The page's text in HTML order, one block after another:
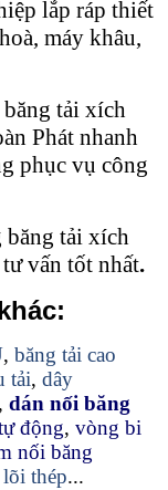
lắp ráp thiết
máy khâu,
tải xích
Phát nhanh
phục vụ công
băng tải xích
vấn tốt nhất.
, băng tải cao
tải, dây
, dán nối băng
động, vòng bi
nối băng
thép...